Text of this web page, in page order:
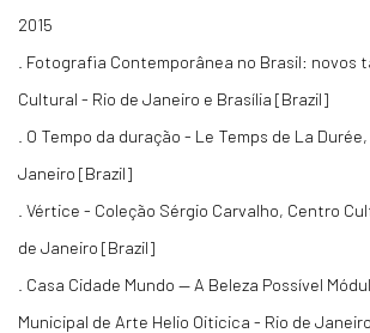
2015
. Fotografia Contemporânea no Brasil: novos
Cultural - Rio de Janeiro e Brasília [Brazil]
. O Tempo da duração - Le Temps de La
Janeiro [Brazil]
. Vértice - Coleção Sérgio Carvalho, Centro
de Janeiro [Brazil]
. Casa Cidade Mundo — A Beleza Possível
Municipal de Arte Helio Oiticica - Rio de